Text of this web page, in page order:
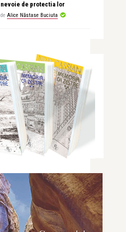
nevoie de protectia lor
de Alice Năstase Buciuta